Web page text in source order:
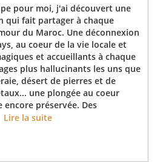
pour moi, j'ai découvert une
qui fait partager à chaque
du Maroc. Une déconnexion
au coeur de la vie locale et
et accueillants à chaque
plus hallucinants les uns que
désert de pierres et de
une plongée au coeur
préservée. Des
Lire la suite